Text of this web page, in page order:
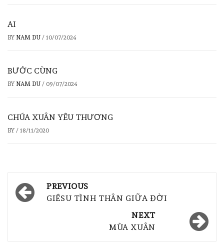
AI
BY NAM DU / 10/07/2024
BƯỚC CÙNG
BY NAM DU / 09/07/2024
CHÚA XUÂN YÊU THƯƠNG
BY / 18/11/2020
PREVIOUS
GIÊSU TÌNH THÂN GIỮA ĐỜI
NEXT
MÙA XUÂN